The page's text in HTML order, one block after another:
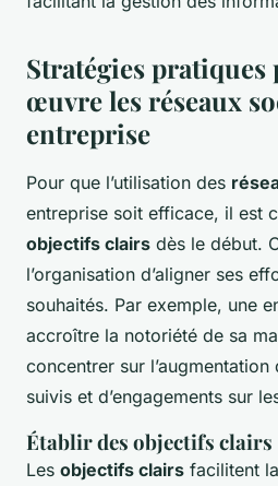
Stratégies pratiques
œuvre les réseaux
entreprise
Pour que l’utilisation des
entreprise soit efficace, il est
objectifs clairs dès le début.
l’organisation d’aligner ses
souhaités. Par exemple, une
accroître la notoriété de sa
concentrer sur
suivis et d’engagements sur
Établir des objectifs clairs
Les objectifs clairs facilitent